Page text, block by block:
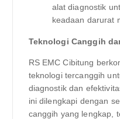
alat diagnostik
keadaan darurat
Teknologi Canggih
RS EMC Cibitung
teknologi tercanggih
diagnostik dan
ini dilengkapi dengan
canggih yang lengkap,